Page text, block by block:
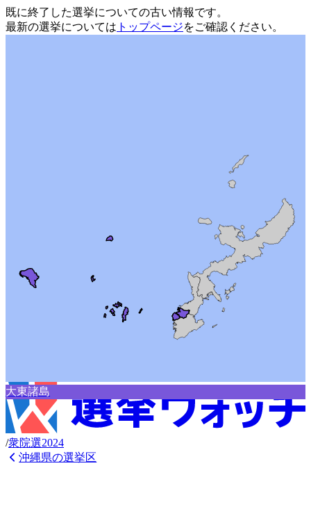
既に終了した選挙についての古い情報です。
最新の選挙については トップページをご確認ください。
大東諸島
/衆院選2024
沖縄県の選挙区